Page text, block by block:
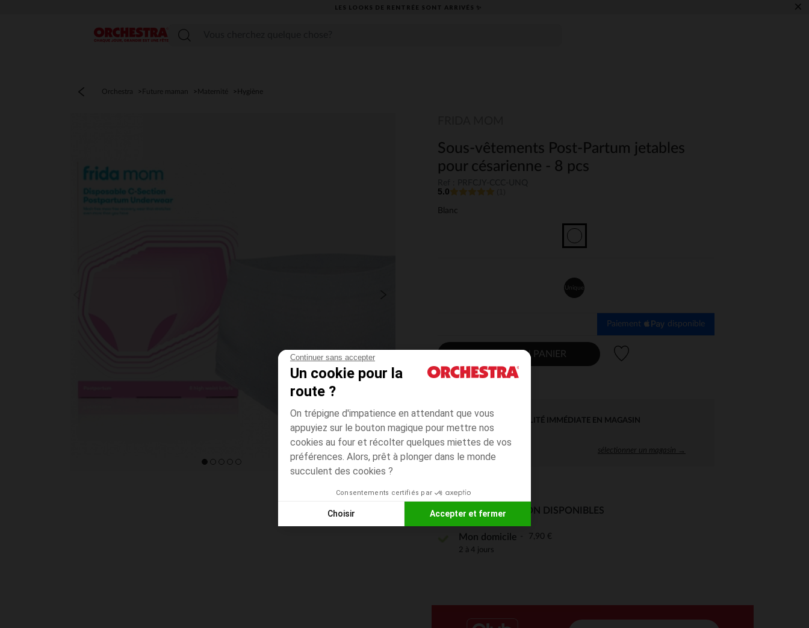
Continuer sans accepter
Un cookie pour la
route ?
On trépigne d'impatience en attendant que vous
appuyiez sur le bouton magique pour mettre nos
cookies au four et récolter quelques miettes de vos
préférences. Alors, prêt à plonger dans le monde
succulent des cookies ?
Consentements certifiés par
Choisir Accepter et fermer
Plateforme de Gestion du Consentement : Personnalisez vos Options
LES LOOKS DE RENTRÉE SONT ARRIVÉS ✨ ×
Menu
Orchestra Future maman Maternité Hygiène
Sous-vêtements Post-Partum jetables
pour césarienne - 8 pcs
5.0
Blanc
Unique
Paiement disponible
AJOUTER AU PANIER
DISPONIBILITÉ IMMÉDIATE EN MAGASIN
sélectionner un magasin →
MODES DE LIVRAISON DISPONIBLES
Mon domicile 7,90 €
2 à 4 jours